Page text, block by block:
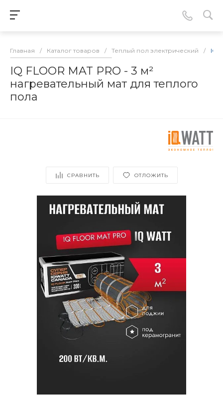
Главная / Каталог товаров / Теплый пол электрический / IQ
IQ FLOOR MAT PRO - 3 м²
нагревательный мат для теплого
пола
СРАВНИТЬ ОТЛОЖИТЬ